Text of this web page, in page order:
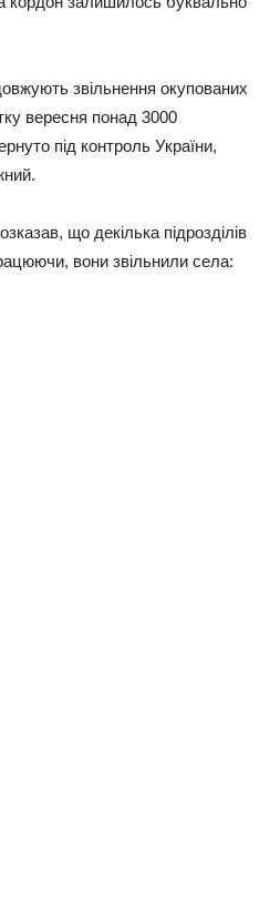
звільнення окупованих
вересня понад 3000
під контроль України,
що декілька підрозділів
вони звільнили села: